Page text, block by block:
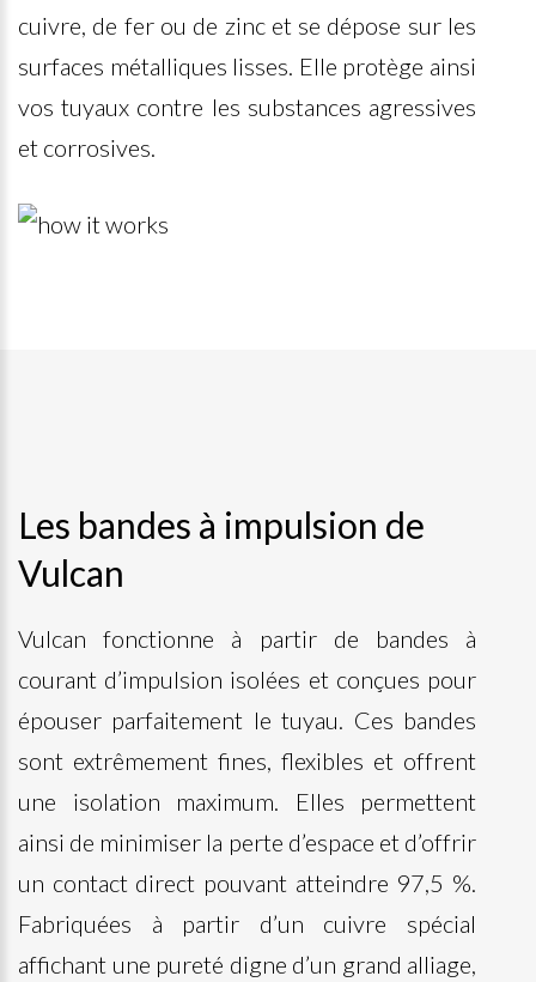
cuivre, de fer ou de zinc et se dépose sur les
surfaces métalliques lisses. Elle protège ainsi
vos tuyaux contre les substances agressives
et corrosives.
Les bandes à impulsion de
Vulcan
Vulcan fonctionne à partir de bandes à
courant d’impulsion isolées et conçues pour
épouser parfaitement le tuyau. Ces bandes
sont extrêmement fines, flexibles et offrent
une isolation maximum. Elles permettent
ainsi de minimiser la perte d’espace et d’offrir
un contact direct pouvant atteindre 97,5 %.
Fabriquées à partir d’un cuivre spécial
affichant une pureté digne d’un grand alliage,